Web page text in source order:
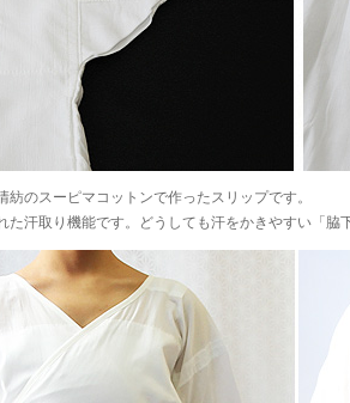
紡のスーピマコットンで作ったスリップです。
た汗取り機能です。どうしても汗をかきやすい「脇